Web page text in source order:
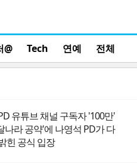
@ Tech 연예 전체
유튜브 채널 구독자 '100만'
나라 공약'에 나영석 PD가 다
힌 공식 입장